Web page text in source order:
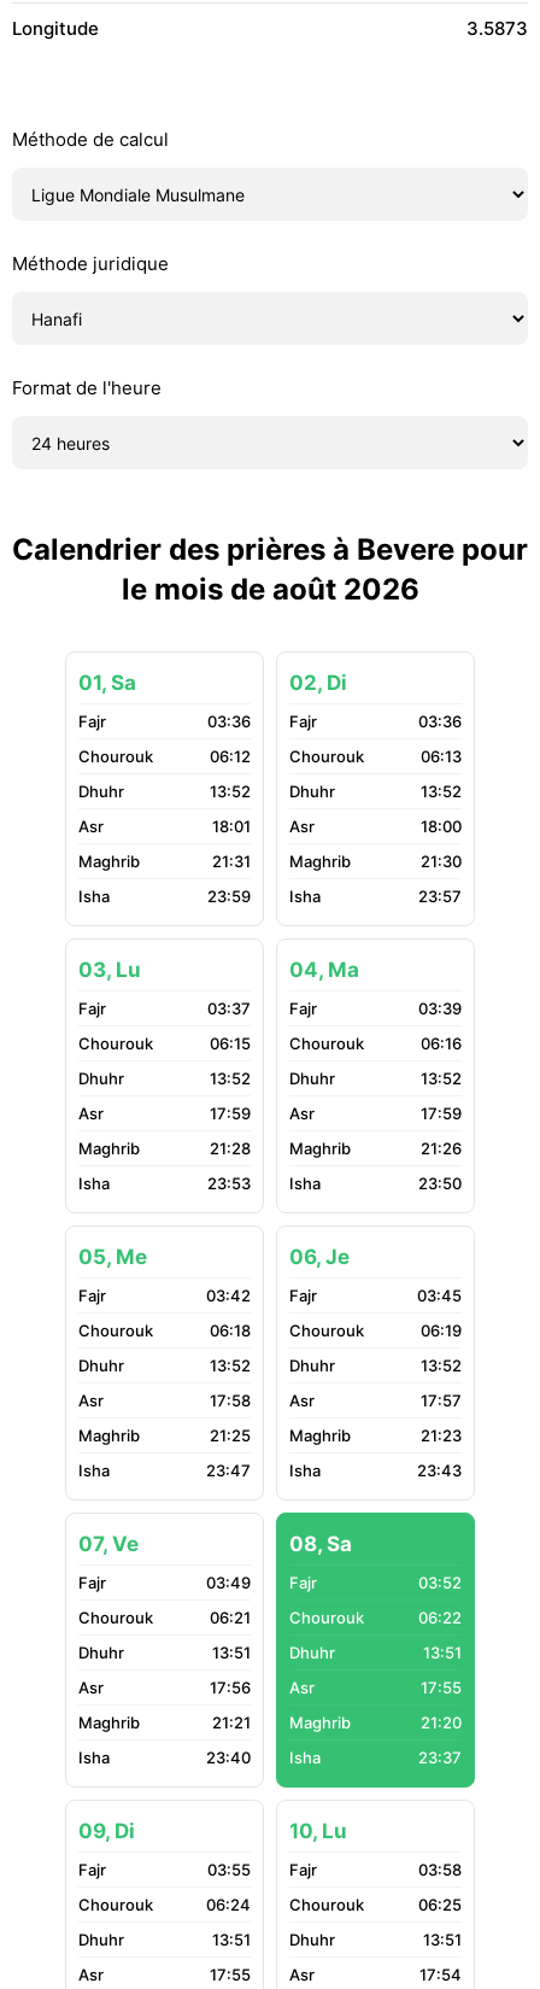
Longitude 3.5873
Méthode de calcul
Méthode juridique
Format de l'heure
Calendrier des prières à Bevere pour
le mois de août 2026
01, Sa
03:36
06:12
13:52
18:01
21:31
23:59
02, Di
03:36
06:13
13:52
18:00
21:30
23:57
03, Lu
03:37
06:15
13:52
17:59
21:28
23:53
04, Ma
03:39
06:16
13:52
17:59
21:26
23:50
05, Me
03:42
06:18
13:52
17:58
21:25
23:47
06, Je
03:45
06:19
13:52
17:57
21:23
23:43
07, Ve
03:49
06:21
13:51
17:56
21:21
23:40
08, Sa
03:52
06:22
13:51
17:55
21:20
23:37
09, Di
03:55
06:24
13:51
17:55
10, Lu
03:58
06:25
13:51
17:54